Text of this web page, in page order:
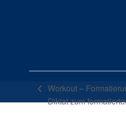
Workout –
Diktat zum